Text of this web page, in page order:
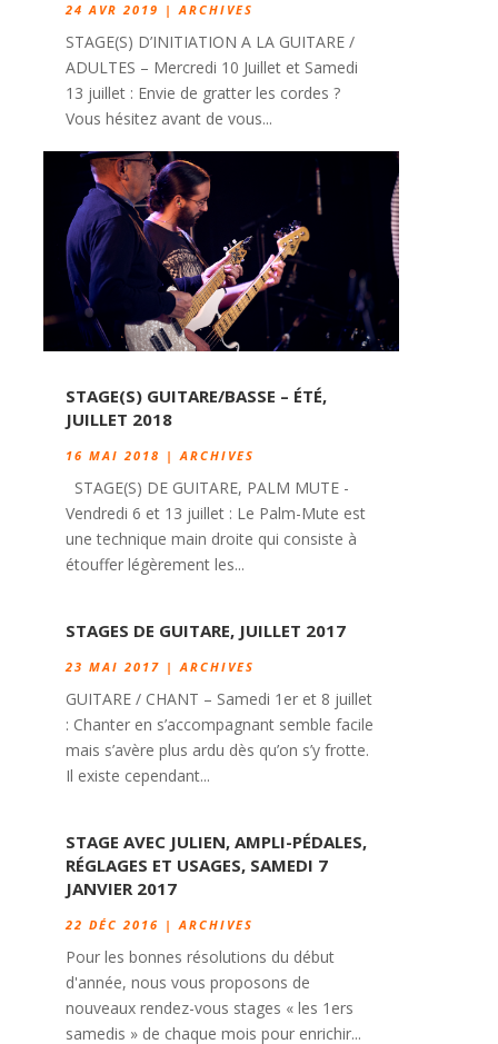
24 AVR 2019 |ARCHIVES
STAGE(S) D’INITIATION A LA GUITARE /
ADULTES – Mercredi 10 Juillet et Samedi
13 juillet : Envie de gratter les cordes ?
Vous hésitez avant de vous...
STAGE(S) GUITARE/BASSE – ÉTÉ,
JUILLET 2018
16 MAI 2018 |ARCHIVES
STAGE(S) DE GUITARE, PALM MUTE -
Vendredi 6 et 13 juillet : Le Palm-Mute est
une technique main droite qui consiste à
étouffer légèrement les...
STAGES DE GUITARE, JUILLET 2017
23 MAI 2017 |ARCHIVES
GUITARE / CHANT – Samedi 1er et 8 juillet
: Chanter en s’accompagnant semble facile
mais s’avère plus ardu dès qu’on s’y frotte.
Il existe cependant...
STAGE AVEC JULIEN, AMPLI-PÉDALES,
RÉGLAGES ET USAGES, SAMEDI 7
JANVIER 2017
22 DÉC 2016 |ARCHIVES
Pour les bonnes résolutions du début
d'année, nous vous proposons de
nouveaux rendez-vous stages « les 1ers
samedis » de chaque mois pour enrichir...